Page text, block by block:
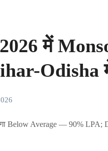
में
Odisha